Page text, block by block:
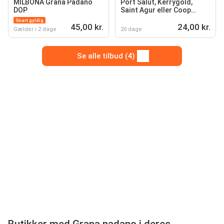
MILBONA Grana Padano
DOP
Snart gyldig
Gælder i 2 dage 45,00 kr.
Port Salut, Kerrygold,
Saint Agur eller Coop
20 dage 24,00 kr.
Se alle tilbud (4)